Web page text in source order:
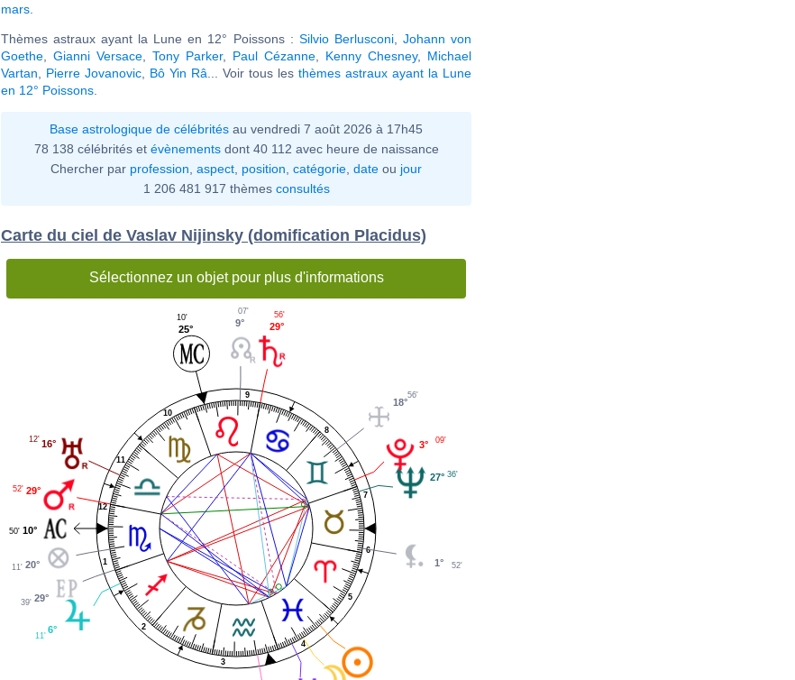
mars
Thèmes astraux ayant la Lune en 12° Poissons : Silvio Berlusconi, Johann von
Goethe
Gianni Versace Tony Parker, Paul Cézanne Kenny Chesney, Michael
Vartan
Pierre Jovanovic Bô Yin Râ ... Voir tous les thèmes astraux ayant la Lune
en 12° Poissons
Base astrologique de célébrités au vendredi 7 août 2026 à 17h45
78 138 célébrités et évènementsdont 40 112 avec heure de naissance
Chercher par profession aspect position catégorie date ou jour
1 206 481 917 thèmes consultés
Carte du ciel de Vaslav Nijinsky (domification Placidus)
Sélectionnez un objet pour plus d'informations
1
2
3
4
5
6
7
8
9
10
11
12
27° 36'
3° 09'
18°
56'
29°
56'
9°
07'
25°
10'
16°
12'
29°
52'
10°
50'
20°
11'
29°
39'
6°
11'
1° 52'